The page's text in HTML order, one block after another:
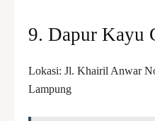
9. Dapur Kayu
Lokasi: Jl. Khairil Anwar
Lampung